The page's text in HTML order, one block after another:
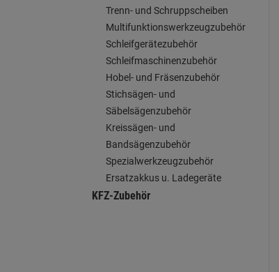
Trenn- und Schruppscheiben
Multifunktionswerkzeugzubehör
Schleifgerätezubehör
Schleifmaschinenzubehör
Hobel- und Fräsenzubehör
Stichsägen- und
Säbelsägenzubehör
Kreissägen- und
Bandsägenzubehör
Spezialwerkzeugzubehör
Ersatzakkus u. Ladegeräte
KFZ-Zubehör